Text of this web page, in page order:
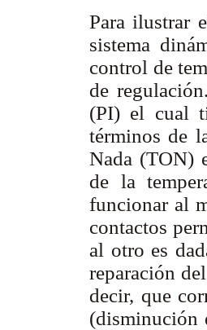
Para ilustrar
sistema
control de
de
(PI) el cual
términos de
Nada (TON)
de la
funcionar al
contactos
al otro es
reparación
decir, que
(disminución